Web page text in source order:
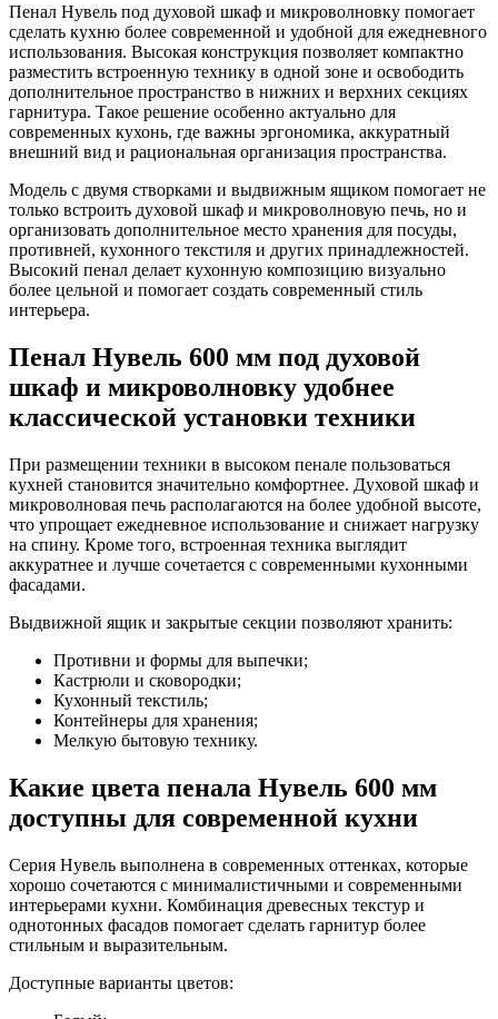
Пенал Нувель под духовой шкаф и микроволновку помогает
сделать кухню более современной и удобной для ежедневного
использования. Высокая конструкция позволяет компактно
разместить встроенную технику в одной зоне и освободить
дополнительное пространство в нижних и верхних секциях
гарнитура. Такое решение особенно актуально для
современных кухонь, где важны эргономика, аккуратный
внешний вид и рациональная организация пространства.
Модель с двумя створками и выдвижным ящиком помогает не
только встроить духовой шкаф и микроволновую печь, но и
организовать дополнительное место хранения для посуды,
противней, кухонного текстиля и других принадлежностей.
Высокий пенал делает кухонную композицию визуально
более цельной и помогает создать современный стиль
интерьера.
Пенал Нувель 600 мм под духовой
шкаф и микроволновку удобнее
классической установки техники
При размещении техники в высоком пенале пользоваться
кухней становится значительно комфортнее. Духовой шкаф и
микроволновая печь располагаются на более удобной высоте,
что упрощает ежедневное использование и снижает нагрузку
на спину. Кроме того, встроенная техника выглядит
аккуратнее и лучше сочетается с современными кухонными
фасадами.
Выдвижной ящик и закрытые секции позволяют хранить:
Противни и формы для выпечки;
Кастрюли и сковородки;
Кухонный текстиль;
Контейнеры для хранения;
Мелкую бытовую технику.
Какие цвета пенала Нувель 600 мм
доступны для современной кухни
Серия Нувель выполнена в современных оттенках, которые
хорошо сочетаются с минималистичными и современными
интерьерами кухни. Комбинация древесных текстур и
однотонных фасадов помогает сделать гарнитур более
стильным и выразительным.
Доступные варианты цветов: